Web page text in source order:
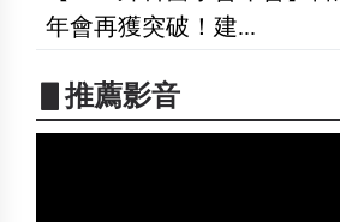
年會再獲突破！建...
▋推薦影音